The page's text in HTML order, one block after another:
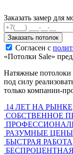
Заказать замер для
Заказать потолок
Согласен с
«Потолки Sale»
Натяжные потолоки
под силу
только компании-
14 ЛЕТ НА РЫНКЕ
СОБСТВЕННОЕ
РАЗУМНЫЕ ЦЕНЫ
БЫСТРАЯ РАБОТА